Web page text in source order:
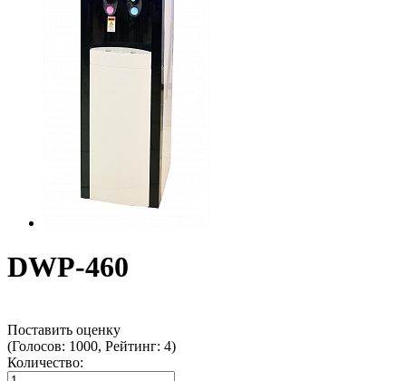
DWP-460
Поставить оценку
(Голосов: 1000, Рейтинг: 4)
Количество: